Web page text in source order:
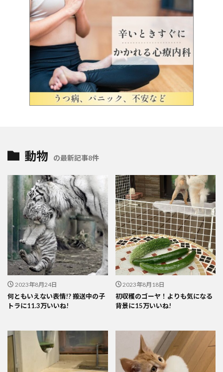
動物 の最新記事8件
2023年8月24日
何ともいえない表情!? 搬送中の子
トラに11.3万いいね!
2023年8月18日
初収穫のゴーヤ！よりも気になる
背景に15万いいね!